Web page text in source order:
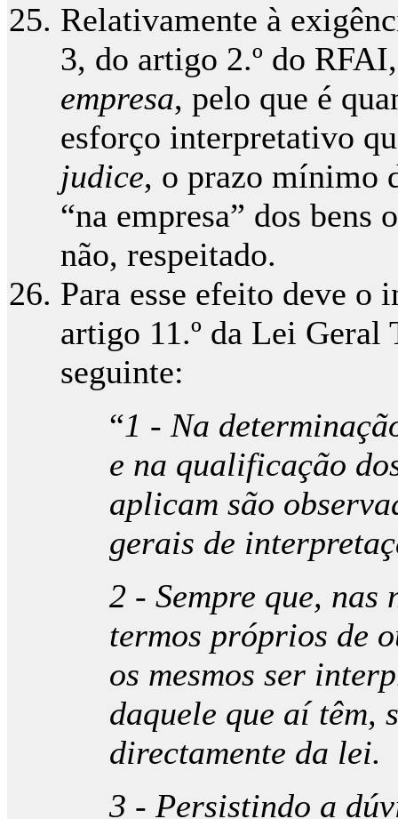
Relativamente à
3, do artigo 2.º do
empresa, pelo que é
esforço interpretativo
judice, o prazo mínimo
“na empresa” dos
não, respeitado.
Para esse efeito deve o
artigo 11.º da Lei
seguinte:
“1 - Na
e na qualificação
aplicam são
gerais de
2 - Sempre que, nas
termos próprios de
os mesmos ser
daquele que aí têm,
directamente da lei.
3 - Persistindo a